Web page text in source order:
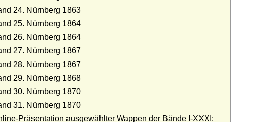
24. Nürnberg 1863
25. Nürnberg 1864
26. Nürnberg 1864
27. Nürnberg 1867
28. Nürnberg 1867
29. Nürnberg 1868
30. Nürnberg 1870
31. Nürnberg 1870
Präsentation ausgewählter Wappen der Bände I-XXXI: